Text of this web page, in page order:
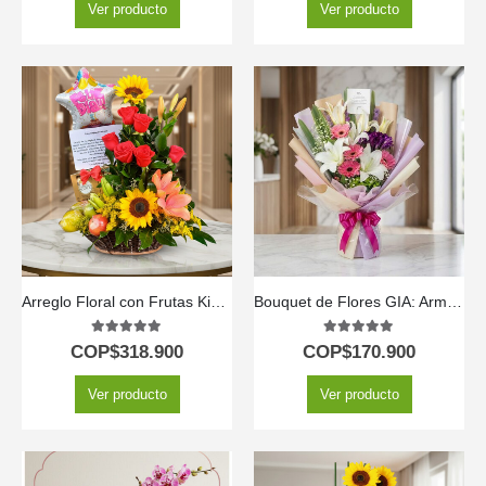
Ver producto Ver producto
5.00out of 5
COP$318.900
Ver producto
5.00out of 5
COP$170.900
Ver producto